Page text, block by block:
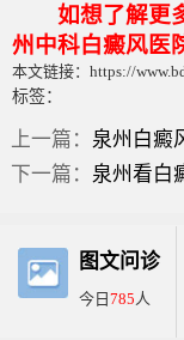
如想了解更多
州中科白癜风医
本文链接：https://
标签：
上一篇： 泉州白癜风
下一篇： 泉州看白
图文问诊
今日785人